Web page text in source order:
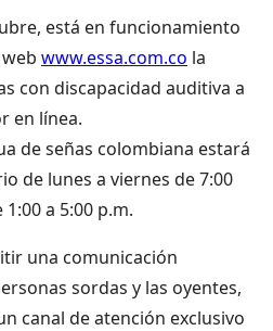
está en funcionamiento
www.essa.com.co la
con discapacidad auditiva a
en línea.
de señas colombiana estará
de lunes a viernes de 7:00
a 5:00 p.m.
una comunicación
sordas y las oyentes,
canal de atención exclusivo